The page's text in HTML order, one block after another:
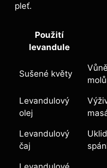
pleť.
Použití
levandule
Sušené květy
Levandulový
olej
Levandulový
čaj